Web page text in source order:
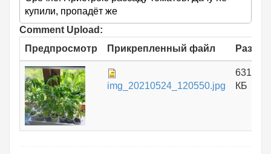
купили, пропадёт же
Comment Upload:
Предпросмотр
Прикрепленный файл Размер
img_20210524_120550.jpg
631.89
КБ